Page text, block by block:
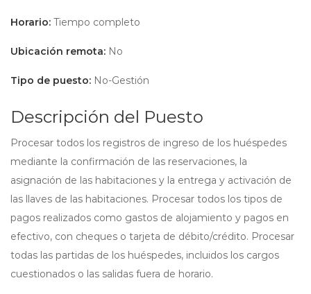
Horario: Tiempo completo
Ubicación remota: No
Tipo de puesto: No-Gestión
Descripción del Puesto
Procesar todos los registros de ingreso de los huéspedes
mediante la confirmación de las reservaciones, la
asignación de las habitaciones y la entrega y activación de
las llaves de las habitaciones. Procesar todos los tipos de
pagos realizados como gastos de alojamiento y pagos en
efectivo, con cheques o tarjeta de débito/crédito. Procesar
todas las partidas de los huéspedes, incluidos los cargos
cuestionados o las salidas fuera de horario.